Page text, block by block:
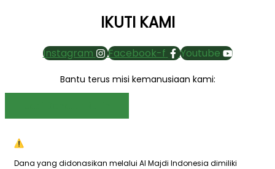
IKUTI KAMI
Instagram Facebook-f Youtube
Bantu terus misi kemanusiaan kami:
Dana yang didonasikan melalui Al Majdi Indonesia dimiliki